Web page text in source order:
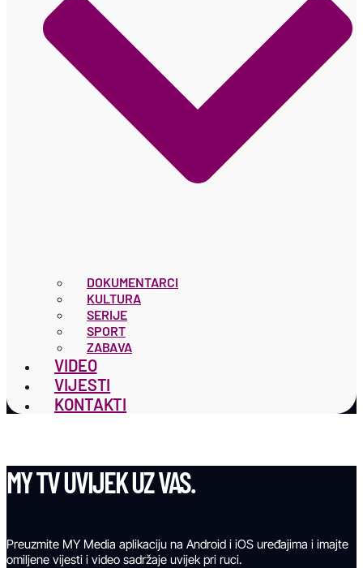
DOKUMENTARCI
KULTURA
SERIJE
SPORT
ZABAVA
VIDEO
VIJESTI
KONTAKTI
MY TV UVIJEK UZ VAS.
Preuzmite MY Media aplikaciju na Android i iOS uređajima i imajte
omiljene vijesti i video sadržaje uvijek pri ruci.